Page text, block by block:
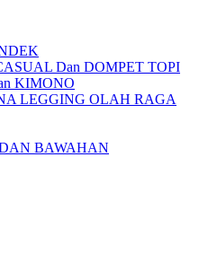
Dan DOMPET TOPI
KIMONO
LEGGING OLAH RAGA
BAWAHAN